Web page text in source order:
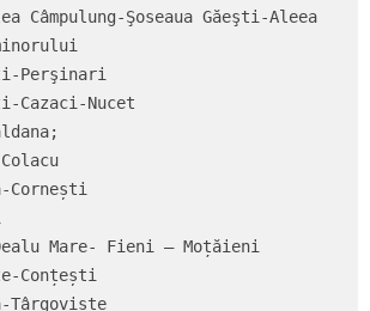
Câmpulung-Şoseaua Găeşti-Aleea
Perşinari
Cazaci-Nucet
Cornești
Mare- Fieni – Moțăieni
Conțești
Târgoviște